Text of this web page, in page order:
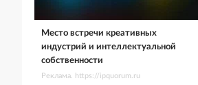
Место встречи креативных
индустрий и интеллектуальной
собственности
Реклама. https://ipquorum.ru